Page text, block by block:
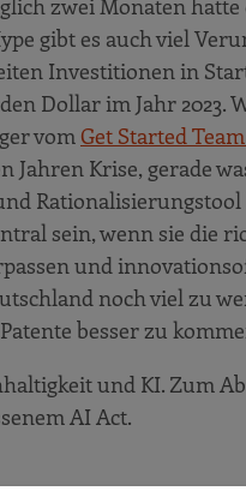
zwei Monaten
gibt es auch viel
Investitionen in
Dollar im Jahr 2023.
vom Get Started
Jahren Krise, gerade
Rationalisierungstool
sein, wenn sie die
und
noch viel zu
besser zu
und KI. Zum
AI Act.